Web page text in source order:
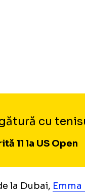
cu
11 la US Open
la Dubai,